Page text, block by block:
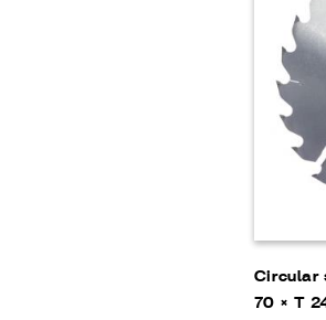
Circular
70 × T